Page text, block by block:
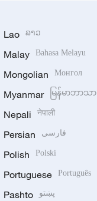
Lao ລາວ
Malay Bahasa Melayu
Mongolian Монгол
Myanmar မြန်မာဘာသာ
Nepali नेपाली
Persian فارسی
Polish Polski
Portuguese Português
Pashto پښتو